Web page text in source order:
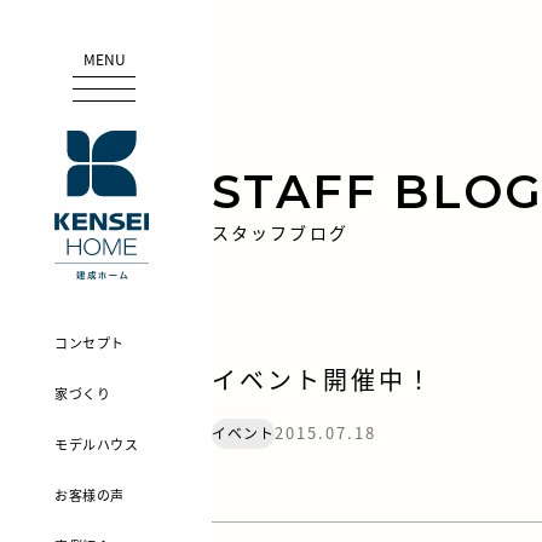
MENU
コンセプト
家づくり
モデルハウス
お客様の声
STAFF
スタッフブログ
イベント開催中！
イベント2015.07.18